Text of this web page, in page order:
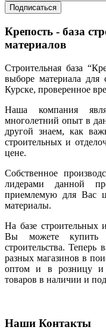
Подписаться
Крепость - база
материалов
Строительная база
выборе материала для
Курске, проверенное
Наша компания
многолетний опыт в
другой знаем, как
строительных и
цене.
Собственное
лидерами данной
приемлемую для Вас
материалы.
На базе строительных
Вы можете купить
строительства. Теперь
разных магазинов в
оптом и в розницу и
товаров в наличии и под
Наши Контакты